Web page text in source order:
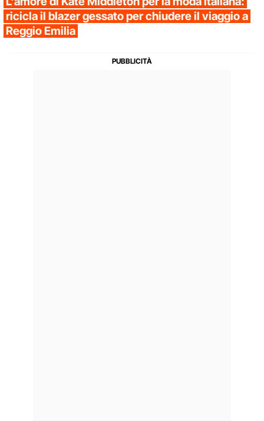
ricicla il blazer gessato per chiudere il viaggio a
Reggio Emilia